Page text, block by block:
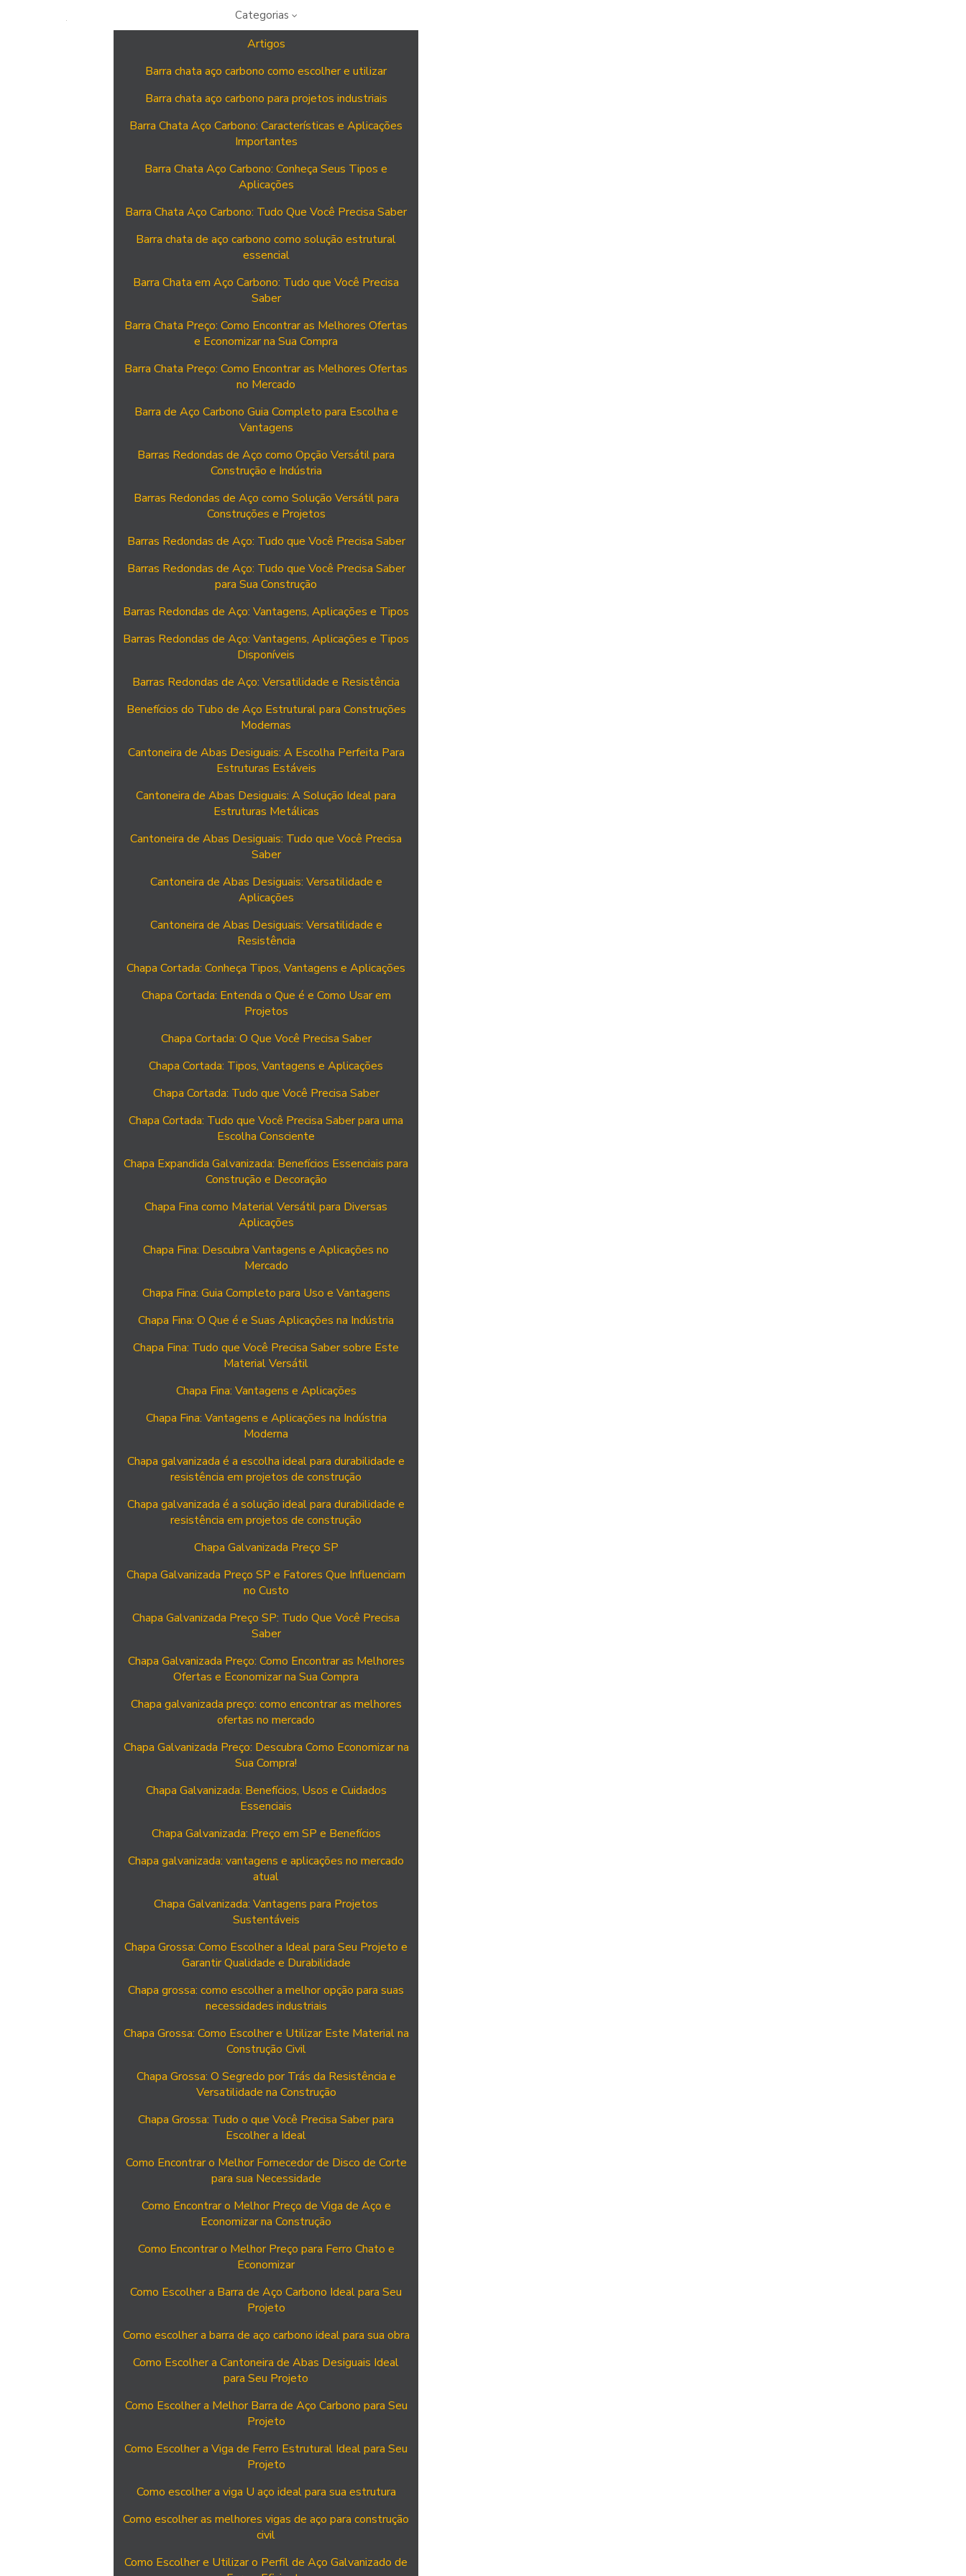
Categorias
Artigos
Barra chata aço carbono como escolher e utilizar
Barra chata aço carbono para projetos industriais
Barra Chata Aço Carbono: Características e Aplicações
Importantes
Barra Chata Aço Carbono: Conheça Seus Tipos e
Aplicações
Barra Chata Aço Carbono: Tudo Que Você Precisa Saber
Barra chata de aço carbono como solução estrutural
essencial
Barra Chata em Aço Carbono: Tudo que Você Precisa
Saber
Barra Chata Preço: Como Encontrar as Melhores Ofertas
e Economizar na Sua Compra
Barra Chata Preço: Como Encontrar as Melhores Ofertas
no Mercado
Barra de Aço Carbono Guia Completo para Escolha e
Vantagens
Barras Redondas de Aço como Opção Versátil para
Construção e Indústria
Barras Redondas de Aço como Solução Versátil para
Construções e Projetos
Barras Redondas de Aço: Tudo que Você Precisa Saber
Barras Redondas de Aço: Tudo que Você Precisa Saber
para Sua Construção
Barras Redondas de Aço: Vantagens, Aplicações e Tipos
Barras Redondas de Aço: Vantagens, Aplicações e Tipos
Disponíveis
Barras Redondas de Aço: Versatilidade e Resistência
Benefícios do Tubo de Aço Estrutural para Construções
Modernas
Cantoneira de Abas Desiguais: A Escolha Perfeita Para
Estruturas Estáveis
Cantoneira de Abas Desiguais: A Solução Ideal para
Estruturas Metálicas
Cantoneira de Abas Desiguais: Tudo que Você Precisa
Saber
Cantoneira de Abas Desiguais: Versatilidade e
Aplicações
Cantoneira de Abas Desiguais: Versatilidade e
Resistência
Chapa Cortada: Conheça Tipos, Vantagens e Aplicações
Chapa Cortada: Entenda o Que é e Como Usar em
Projetos
Chapa Cortada: O Que Você Precisa Saber
Chapa Cortada: Tipos, Vantagens e Aplicações
Chapa Cortada: Tudo que Você Precisa Saber
Chapa Cortada: Tudo que Você Precisa Saber para uma
Escolha Consciente
Chapa Expandida Galvanizada: Benefícios Essenciais para
Construção e Decoração
Chapa Fina como Material Versátil para Diversas
Aplicações
Chapa Fina: Descubra Vantagens e Aplicações no
Mercado
Chapa Fina: Guia Completo para Uso e Vantagens
Chapa Fina: O Que é e Suas Aplicações na Indústria
Chapa Fina: Tudo que Você Precisa Saber sobre Este
Material Versátil
Chapa Fina: Vantagens e Aplicações
Chapa Fina: Vantagens e Aplicações na Indústria
Moderna
Chapa galvanizada é a escolha ideal para durabilidade e
resistência em projetos de construção
Chapa galvanizada é a solução ideal para durabilidade e
resistência em projetos de construção
Chapa Galvanizada Preço SP
Chapa Galvanizada Preço SP e Fatores Que Influenciam
no Custo
Chapa Galvanizada Preço SP: Tudo Que Você Precisa
Saber
Chapa Galvanizada Preço: Como Encontrar as Melhores
Ofertas e Economizar na Sua Compra
Chapa galvanizada preço: como encontrar as melhores
ofertas no mercado
Chapa Galvanizada Preço: Descubra Como Economizar na
Sua Compra!
Chapa Galvanizada: Benefícios, Usos e Cuidados
Essenciais
Chapa Galvanizada: Preço em SP e Benefícios
Chapa galvanizada: vantagens e aplicações no mercado
atual
Chapa Galvanizada: Vantagens para Projetos
Sustentáveis
Chapa Grossa: Como Escolher a Ideal para Seu Projeto e
Garantir Qualidade e Durabilidade
Chapa grossa: como escolher a melhor opção para suas
necessidades industriais
Chapa Grossa: Como Escolher e Utilizar Este Material na
Construção Civil
Chapa Grossa: O Segredo por Trás da Resistência e
Versatilidade na Construção
Chapa Grossa: Tudo o que Você Precisa Saber para
Escolher a Ideal
Como Encontrar o Melhor Fornecedor de Disco de Corte
para sua Necessidade
Como Encontrar o Melhor Preço de Viga de Aço e
Economizar na Construção
Como Encontrar o Melhor Preço para Ferro Chato e
Economizar
Como Escolher a Barra de Aço Carbono Ideal para Seu
Projeto
Como escolher a barra de aço carbono ideal para sua obra
Como Escolher a Cantoneira de Abas Desiguais Ideal
para Seu Projeto
Como Escolher a Melhor Barra de Aço Carbono para Seu
Projeto
Como Escolher a Viga de Ferro Estrutural Ideal para Seu
Projeto
Como escolher a viga U aço ideal para sua estrutura
Como escolher as melhores vigas de aço para construção
civil
Como Escolher e Utilizar o Perfil de Aço Galvanizado de